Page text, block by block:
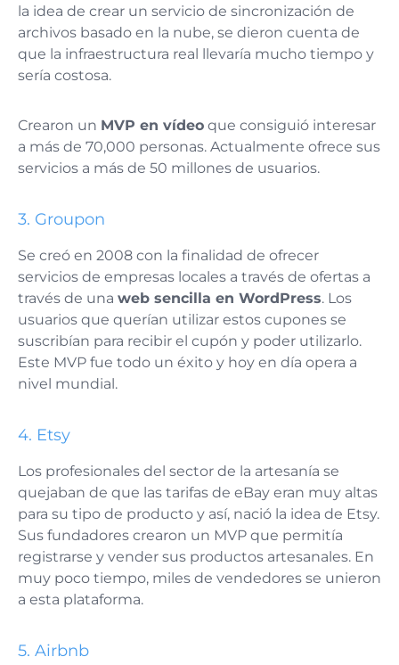
la idea de crear un servicio de sincronización de
archivos basado en la nube, se dieron cuenta de
que la infraestructura real llevaría mucho tiempo y
sería costosa.
Crearon un MVP en vídeo que consiguió interesar
a más de 70,000 personas. Actualmente ofrece sus
servicios a más de 50 millones de usuarios.
3. Groupon
Se creó en 2008 con la finalidad de ofrecer
servicios de empresas locales a través de ofertas a
través de una web sencilla en WordPress. Los
usuarios que querían utilizar estos cupones se
suscribían para recibir el cupón y poder utilizarlo.
Este MVP fue todo un éxito y hoy en día opera a
nivel mundial.
4. Etsy
Los profesionales del sector de la artesanía se
quejaban de que las tarifas de eBay eran muy altas
para su tipo de producto y así, nació la idea de Etsy.
Sus fundadores crearon un MVP que permitía
registrarse y vender sus productos artesanales. En
muy poco tiempo, miles de vendedores se unieron
a esta plataforma.
5. Airbnb